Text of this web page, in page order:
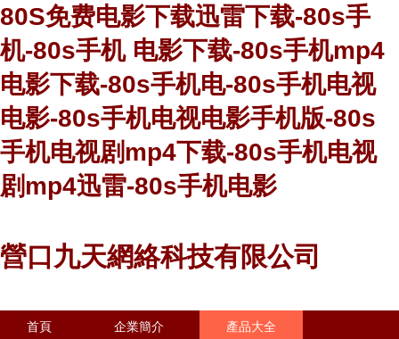
80S免费电影下载迅雷下载-80s手
机-80s手机 电影下载-80s手机mp4
电影下载-80s手机电-80s手机电视
电影-80s手机电视电影手机版-80s
手机电视剧mp4下载-80s手机电视
剧mp4迅雷-80s手机电影
營口九天網絡科技有限公司
首頁 企業簡介 產品大全